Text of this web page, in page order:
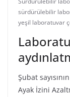
sürdürülebilir
yeşil laboratuvar
Şubat
Ayak İzini